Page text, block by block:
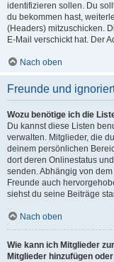
identifizieren sollen. Du
du bekommen hast,
(Headers) mitzuschicken.
E-Mail verschickt hat. Der
Nach oben
Freunde und
Wozu benötige ich die
Du kannst diese Listen
verwalten. Mitglieder, die
deinem persönlichen
dort deren Onlinestatus
senden. Abhängig von
Freunde auch
siehst du seine Beiträge
Nach oben
Wie kann ich Mitglieder
Mitglieder hinzufügen